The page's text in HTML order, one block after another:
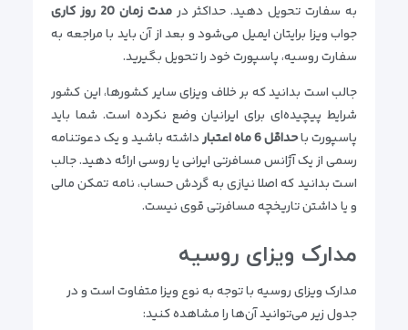
به سفارت تحویل دهید. حداکثر درمدت زمان 20 روز کاری
جواب ویزا برایتان ایمیل می‌شود و بعد از آن باید با مراجعه به
سفارت روسیه، پاسپورت خود را تحویل بگیرید.
جالب است بدانید که بر خلاف ویزای سایر کشورها، این کشور
شرایط پیچیده‌ای برای ایرانیان وضع نکرده است. شما باید
پاسپورت باحداقل 6 ماه اعتبار
داشته باشید و یک دعوتنامه
رسمی از یک آژانس مسافرتی ایرانی یا روسی ارائه دهید. جالب
است بدانید که اصلا نیازی به گردش حساب، نامه تمکن مالی
و یا داشتن تاریخچه مسافرتی قوی نیست.
مدارک ویزای روسیه
مدارک ویزای روسیه با توجه به نوع ویزا متفاوت است و در
جدول زیر می‌توانید آن‌ها را مشاهده کنید: